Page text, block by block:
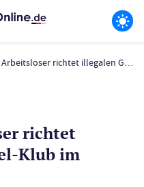
richtet illegalen Glücksspiel-Klub im Gartenhaus ein
richtet
Klub im